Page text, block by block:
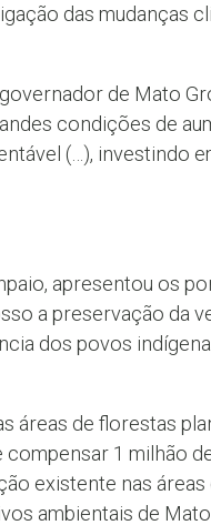
das mudanças
de Mato
condições de
(…), investindo
apresentou os
a preservação da
dos povos
áreas de florestas
1 milhão
existente nas
ambientais de